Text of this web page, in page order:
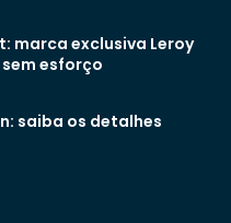
marca exclusiva Leroy
esforço
saiba os detalhes